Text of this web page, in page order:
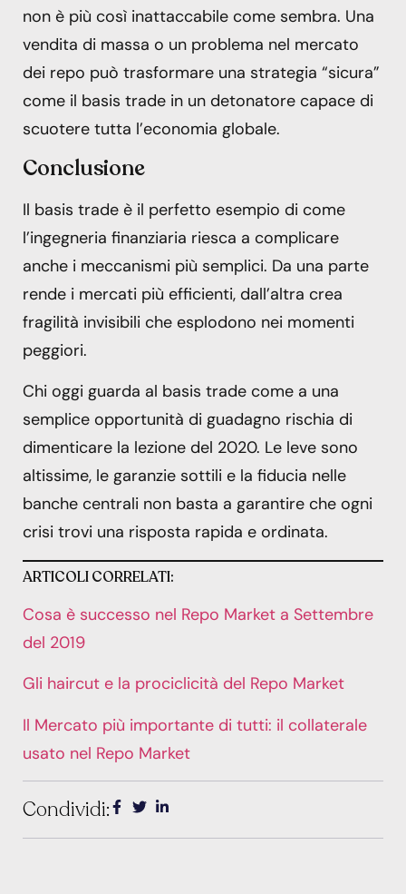
non è più così inattaccabile come sembra. Una
vendita di massa o un problema nel mercato
dei repo può trasformare una strategia “sicura”
come il basis trade in un detonatore capace di
scuotere tutta l’economia globale.
Conclusione
Il basis trade è il perfetto esempio di come
l’ingegneria finanziaria riesca a complicare
anche i meccanismi più semplici. Da una parte
rende i mercati più efficienti, dall’altra crea
fragilità invisibili che esplodono nei momenti
peggiori.
Chi oggi guarda al basis trade come a una
semplice opportunità di guadagno rischia di
dimenticare la lezione del 2020. Le leve sono
altissime, le garanzie sottili e la fiducia nelle
banche centrali non basta a garantire che ogni
crisi trovi una risposta rapida e ordinata.
ARTICOLI CORRELATI:
Cosa è successo nel Repo Market a Settembre
del 2019
Gli haircut e la prociclicità del Repo Market
Il Mercato più importante di tutti: il collaterale
usato nel Repo Market
Condividi: